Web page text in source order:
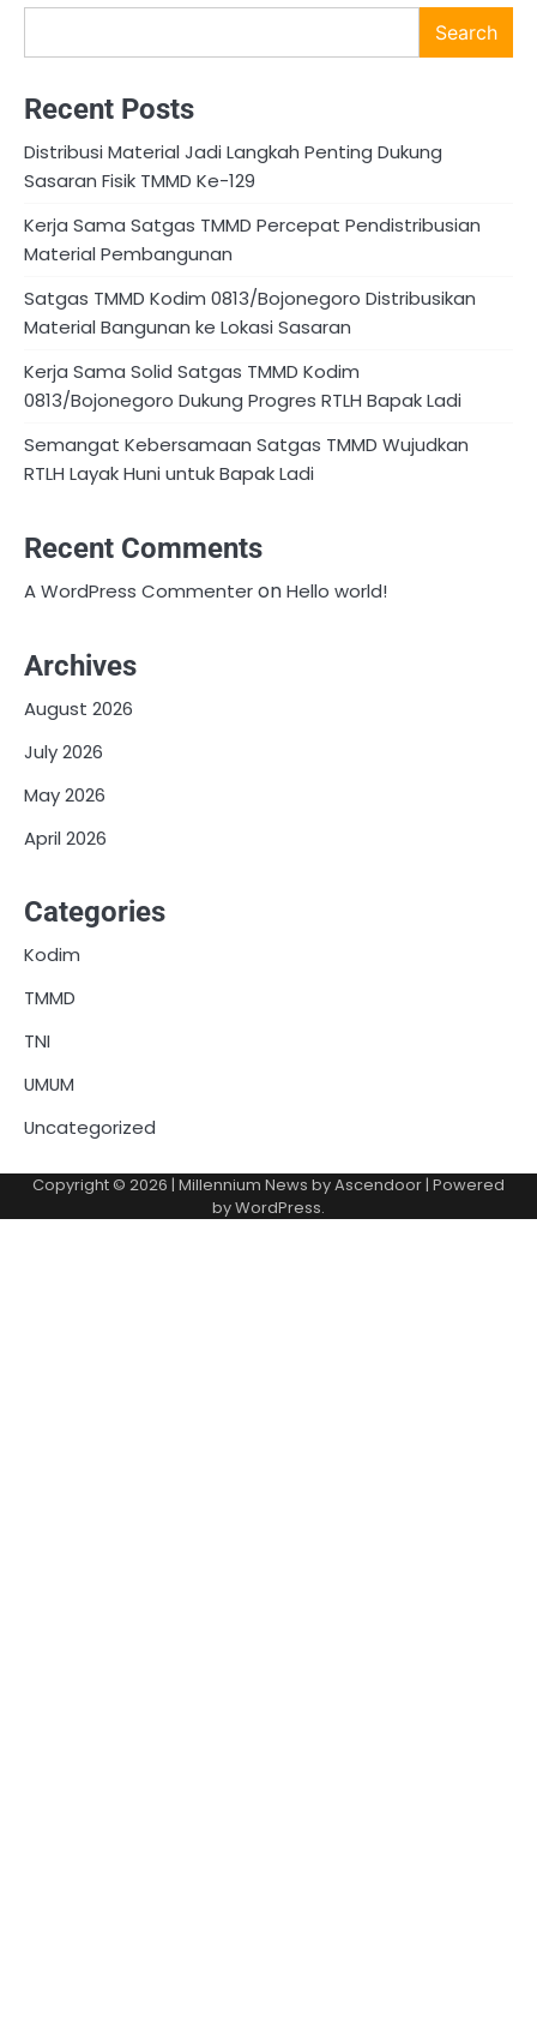
Search
Recent Posts
Distribusi Material Jadi Langkah Penting Dukung
Sasaran Fisik TMMD Ke-129
Kerja Sama Satgas TMMD Percepat Pendistribusian
Material Pembangunan
Satgas TMMD Kodim 0813/Bojonegoro Distribusikan
Material Bangunan ke Lokasi Sasaran
Kerja Sama Solid Satgas TMMD Kodim
0813/Bojonegoro Dukung Progres RTLH Bapak Ladi
Semangat Kebersamaan Satgas TMMD Wujudkan
RTLH Layak Huni untuk Bapak Ladi
Recent Comments
A WordPress CommenteronHello world!
Archives
August 2026
July 2026
May 2026
April 2026
Categories
Kodim
TMMD
TNI
UMUM
Uncategorized
Copyright © 2026 | Millennium News byAscendoor | Powered
byWordPress.